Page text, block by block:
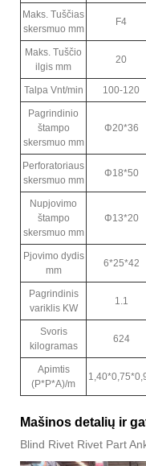
Maks. Tuščias
skersmuo mm
F4
Maks. Tuščio
ilgis mm
20
Talpa Vnt/min 100-120
Pagrindinio
štampo
skersmuo mm
Φ20*36
Perforatoriaus
skersmuo mm
Φ18*50
Nupjovimo
štampo
skersmuo mm
Φ13*20
Pjovimo dydis
mm
6*25*42
Pagrindinis
variklis KW
1.1
Svoris
kilogramas
624
Apimtis
(P*P*A)/m
Mašinos detalių ir
Blind Rivet Rivet Part